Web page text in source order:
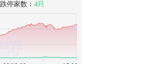
跌停家数： 4只